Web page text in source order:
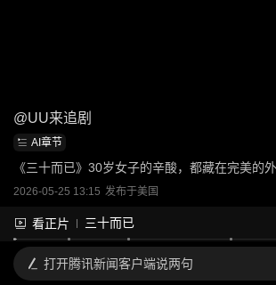
@UU来追剧
AI章节
《三十而已》30岁女子的辛酸，都藏在完美的
2026-05-25 13:15 发布于美国
看正片 三十而已
打开腾讯新闻客户端说两句